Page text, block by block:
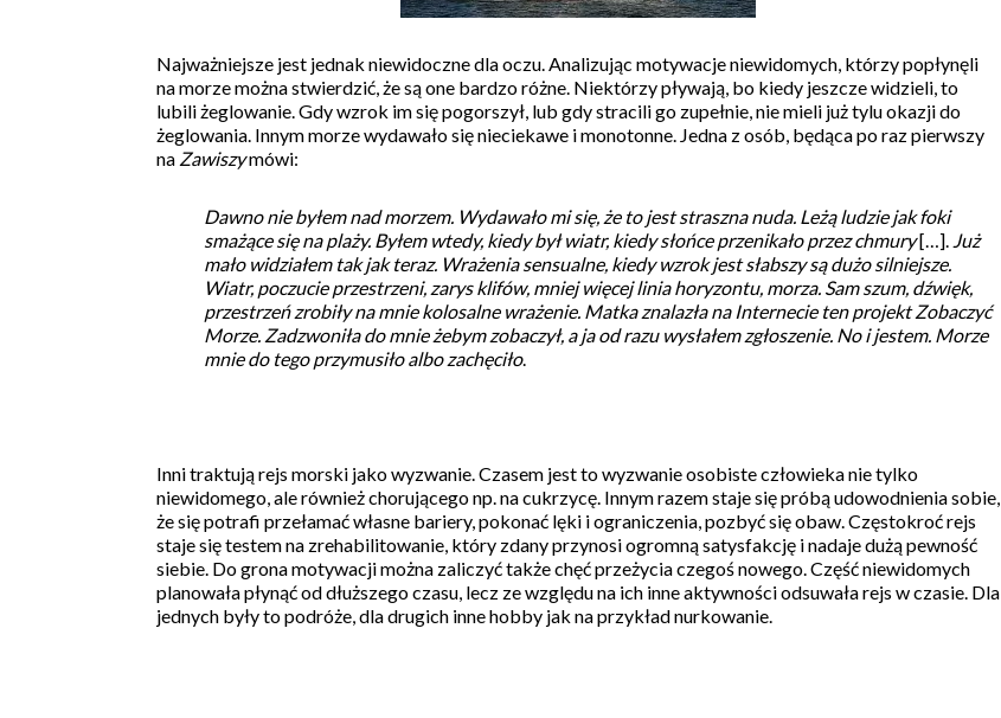
Najważniejsze jest jednak niewidoczne dla oczu. Analizując motywacje niewidomych, którzy popłynęli
na morze można stwierdzić, że są one bardzo różne. Niektórzy pływają, bo kiedy jeszcze widzieli, to
lubili żeglowanie. Gdy wzrok im się pogorszył, lub gdy stracili go zupełnie, nie mieli już tylu okazji do
żeglowania. Innym morze wydawało się nieciekawe i monotonne. Jedna z osób, będąca po raz pierwszy
na Zawiszymówi:
Dawno nie byłem nad morzem. Wydawało mi się, że to jest straszna nuda. Leżą ludzie jak foki
smażące się na plaży. Byłem wtedy, kiedy był wiatr, kiedy słońce przenikało przez chmury[…]. Już
mało widziałem tak jak teraz. Wrażenia sensualne, kiedy wzrok jest słabszy są dużo silniejsze.
Wiatr, poczucie przestrzeni, zarys klifów, mniej więcej linia horyzontu, morza. Sam szum, dźwięk,
przestrzeń zrobiły na mnie kolosalne wrażenie. Matka znalazła na Internecie ten projekt Zobaczyć
Morze. Zadzwoniła do mnie żebym zobaczył, a ja od razu wysłałem zgłoszenie. No i jestem. Morze
mnie do tego przymusiło albo zachęciło.
Inni traktują rejs morski jako wyzwanie. Czasem jest to wyzwanie osobiste człowieka nie tylko
niewidomego, ale również chorującego np. na cukrzycę. Innym razem staje się próbą udowodnienia sobie,
że się potrafi przełamać własne bariery, pokonać lęki i ograniczenia, pozbyć się obaw. Częstokroć rejs
staje się testem na zrehabilitowanie, który zdany przynosi ogromną satysfakcję i nadaje dużą pewność
siebie. Do grona motywacji można zaliczyć także chęć przeżycia czegoś nowego. Część niewidomych
planowała płynąć od dłuższego czasu, lecz ze względu na ich inne aktywności odsuwała rejs w czasie. Dla
jednych były to podróże, dla drugich inne hobby jak na przykład nurkowanie.